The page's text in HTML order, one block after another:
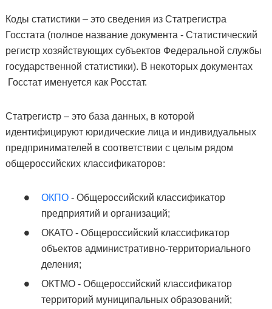
Коды статистики – это сведения из Статрегистра
Госстата (полное название документа - Статистический
регистр хозяйствующих субъектов Федеральной службы
государственной статистики). В некоторых документах
Госстат именуется как Росстат.
Статрегистр – это база данных, в которой
идентифицируют юридические лица и индивидуальных
предпринимателей в соответствии с целым рядом
общероссийских классификаторов:
ОКПО- Общероссийский классификатор
предприятий и организаций;
ОКАТО - Общероссийский классификатор
объектов административно-территориального
деления;
ОКТМО - Общероссийский классификатор
территорий муниципальных образований;